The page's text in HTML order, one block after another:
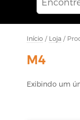
Início / Loja /
M4
Exibindo um